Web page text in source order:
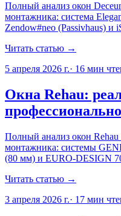
Полный анализ окон
монтажника: система
Zendow#neo (Passivhaus)
Читать статью →
5 апреля 2026 г.· 16 мин
Окна Rehau:
Полный анализ окон
монтажника: системы
(80 мм) и EURO-DESIGN
Читать статью →
3 апреля 2026 г.· 17 мин